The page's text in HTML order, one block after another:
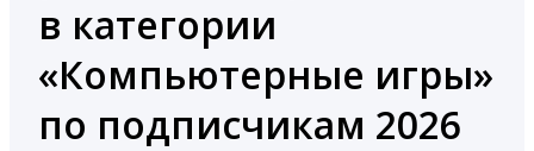
в категории
«Компьютерные игры»
по подписчикам 2026